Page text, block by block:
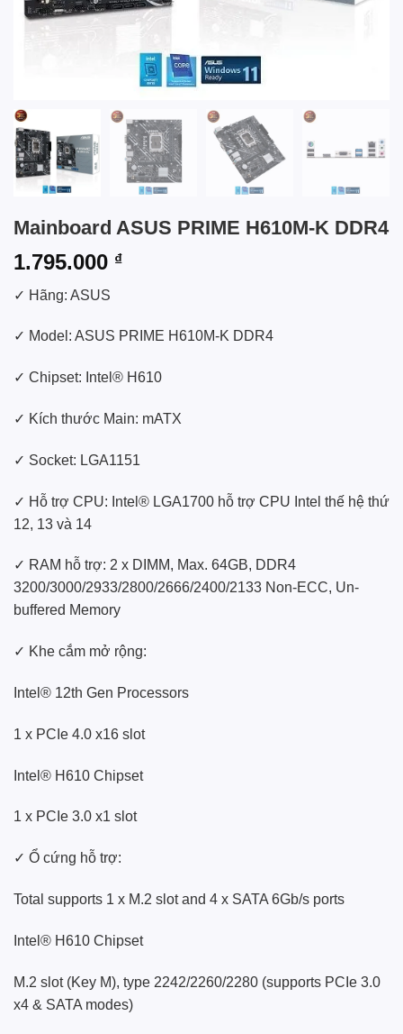
Mainboard ASUS PRIME H610M-K DDR4
1.795.000 ₫
✓ Hãng: ASUS
✓ Model: ASUS PRIME H610M-K DDR4
✓ Chipset: Intel® H610
✓ Kích thước Main: mATX
✓ Socket: LGA1151
✓ Hỗ trợ CPU: Intel® LGA1700 hỗ trợ CPU Intel thế hệ thứ
12, 13 và 14
✓ RAM hỗ trợ: 2 x DIMM, Max. 64GB, DDR4
3200/3000/2933/2800/2666/2400/2133 Non-ECC, Un-
buffered Memory
✓ Khe cắm mở rộng:
Intel® 12th Gen Processors
1 x PCIe 4.0 x16 slot
Intel® H610 Chipset
1 x PCIe 3.0 x1 slot
✓ Ổ cứng hỗ trợ:
Total supports 1 x M.2 slot and 4 x SATA 6Gb/s ports
Intel® H610 Chipset
M.2 slot (Key M), type 2242/2260/2280 (supports PCIe 3.0
x4 & SATA modes)